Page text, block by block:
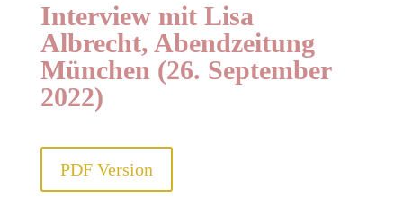
Interview mit Lisa
Albrecht, Abendzeitung
München (26. September
2022)
PDF Version